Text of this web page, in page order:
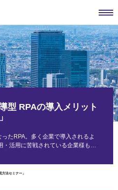
方法セミナー」
型 RPAの導入メリット
たRPA。多く企業で導入されるよ
・活用に苦戦されている企業様も…